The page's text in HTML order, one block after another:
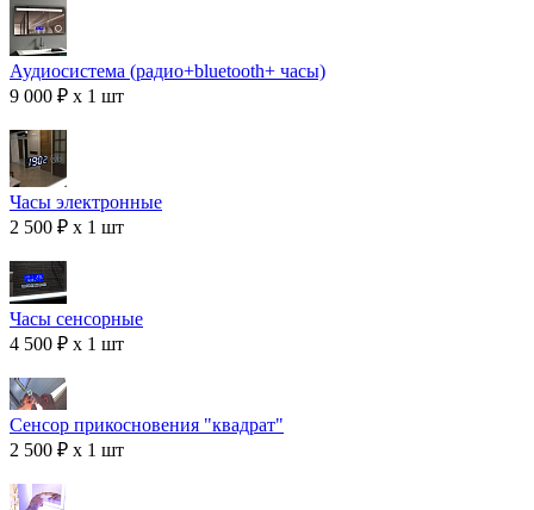
Аудиосистема (радио+bluetooth+ часы)
9 000 ₽ x 1 шт
Часы электронные
2 500 ₽ x 1 шт
Часы сенсорные
4 500 ₽ x 1 шт
Сенсор прикосновения "квадрат"
2 500 ₽ x 1 шт